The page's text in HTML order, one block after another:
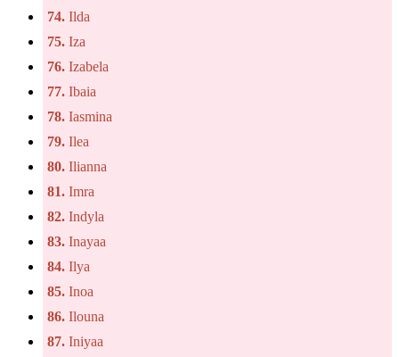
74. Ilda
75. Iza
76. Izabela
77. Ibaia
78. Iasmina
79. Ilea
80. Ilianna
81. Imra
82. Indyla
83. Inayaa
84. Ilya
85. Inoa
86. Ilouna
87. Iniyaa